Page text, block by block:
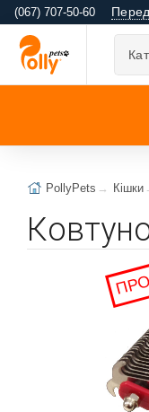
(067) 707-50-60
PollyPets Кішки